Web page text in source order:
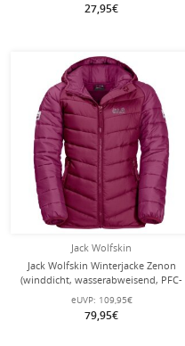
27,95€
Jack Wolfskin
Jack Wolfskin Winterjacke Zenon
(winddicht, wasserabweisend, PFC-
frei) rubinrot Kinder/Jugendliche
(164-176)
eUVP: 109,95€
79,95€